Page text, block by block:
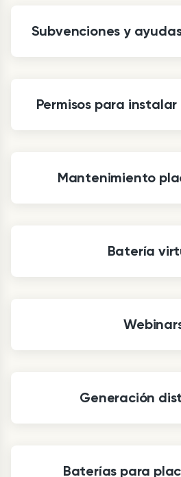
Subvenciones y
Permisos para
Mantenimiento
Batería
Generación
Baterías para